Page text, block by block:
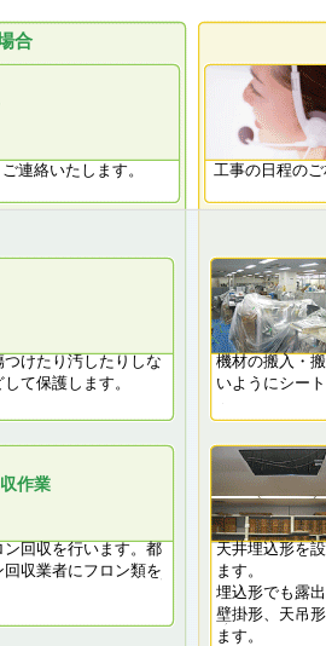
合
連絡いたします。
けたり汚したりしな
て保護します。
作業
回収を行います。都
収業者にフロン類を
工事の日程の
機材の搬入・
いようにシー
天井埋込形を
ます。
埋込形でも露
壁掛形、天吊
ます。